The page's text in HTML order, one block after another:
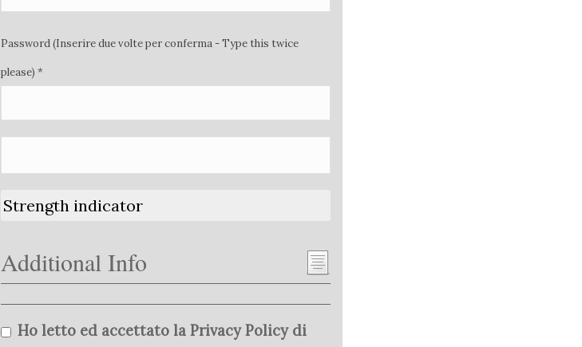
Password (Inserire due volte per conferma - Type this twice
please) *
Strength indicator
Additional Info
Ho letto ed accettato la Privacy Policy di